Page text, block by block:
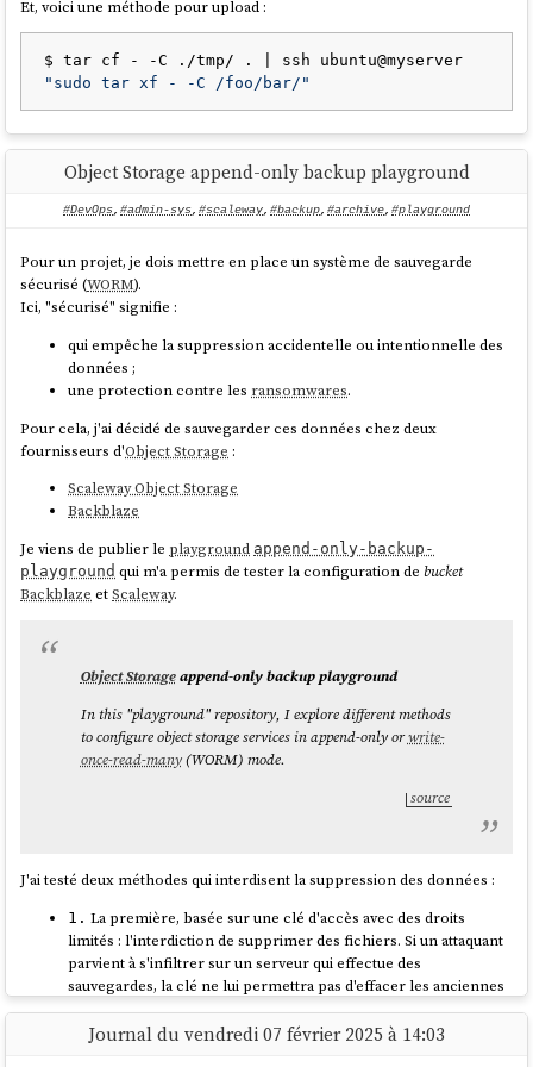
24GB
       16GB      4GB
32GB
       24GB      5GB
64GB
       64GB      8GB
      128GB     11GB
      256GB     16GB
512GB
      512GB     23GB
        1TB     32GB
2TB
        2TB     46GB
        4TB     64GB
8TB
        8TB     91GB
source
JaiDécouvert
aussi rapides que les partitions de swap :
Definitely not. With the 2.6 kernel, "a swap file is just as
fast as a swap partition."
source
Suite à ces apprentissages, j'ai configuré et activé un
Scaleway DEV1-Léquipée de4Gde RAM, avec le paramètre
swappinessréglé à10.
J'ai relancé mon testGrafana k6et je n'ai constaté plus aucun
n'ai pas perdu l'accès au serveur.
De plus, probablement grâce au paramètreswappinessfixé à
Features
Choose the format of the dump for each database
...
Dump databases concurrently
...
Purge based on age and number of dumps to keep
Dump from a hot standby by pausing replication
replay
Upload and download dumps to S3, GCS, Azure,
B2 or a remote host with SFTP
Je souhaite :
Créer et publier unplaygroundpour testerpg_back
Si le résultat est positif, alors je souhaite ajouter une note en
introduction de
pas utiliser ce projet et renvoyer les lecteurs vers le projet
pg_back.
Et, voici une méthode pour upload :
"sudo tar xf - -C /foo/bar/"
Object Storage append-only backup playground
#DevOps, #admin-sys, #scaleway, #backup, #archive, #playground
Pour un projet, je dois mettre en place un système de sauvegarde
sécurisé (WORM).
Ici, "sécurisé" signifie :
qui empêche la suppression accidentelle ou intentionnelle des
données ;
une protection contre les ransomwares.
Pour cela, j'ai décidé de sauvegarder ces données chez deux
fournisseurs d'Object Storage :
Scaleway Object Storage
Backblaze
Je viens de publier le playground append-only-backup-
playground qui m'a permis de tester la configuration de bucket
Backblaze etScaleway.
Object Storageappend-only backup playground
In this "playground" repository, I explore different methods
to configure object storage services in append-only orwrite-
once-read-many(WORM) mode.
source
J'ai testé deux méthodes qui interdisent la suppression des données :
1. La première, basée sur une clé d'accès avec des droits
limités : l'interdiction de supprimer des fichiers. Si un attaquant
parvient à s'infiltrer sur un serveur qui effectue des
sauvegardes, la clé ne lui permettra pas d'effacer les anciennes
sauvegardes.
La seconde méthode plus stricte utilise la fonctionnalité
Journal du vendredi 07 février 2025 à 14:03